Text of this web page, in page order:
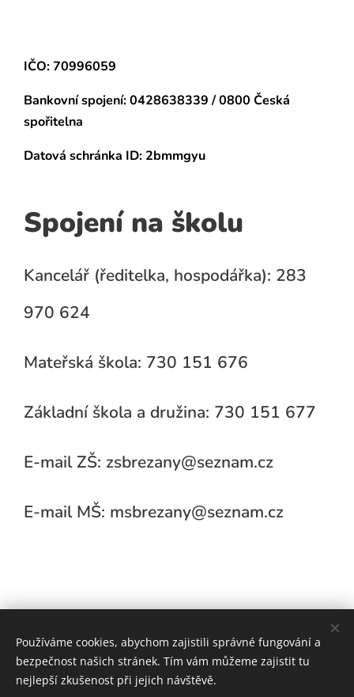
IČO: 70996059
Bankovní spojení:0428638339 / 0800 Česká
spořitelna
Datová schránka ID: 2bmmgyu
Spojení na školu
Kancelář (ředitelka, hospodářka): 283
970 624
Mateřská škola: 730 151 676
Základní škola a družina: 730 151 677
E-mail ZŠ: zsbrezany@seznam.cz
E-mail MŠ: msbrezany@seznam.cz
Používáme cookies, abychom zajistili správné fungování a
bezpečnost našich stránek. Tím vám můžeme zajistit tu
nejlepší zkušenost při jejich návštěvě.